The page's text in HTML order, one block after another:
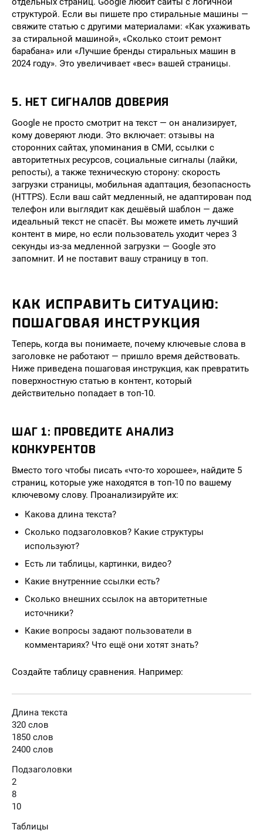
структурой. Если вы пишете про стиральные машины —
свяжите статью с другими материалами: «Как ухаживать
за стиральной машиной», «Сколько стоит ремонт
барабана» или «Лучшие бренды стиральных машин в
2024 году». Это увеличивает «вес» вашей страницы.
5. НЕТ СИГНАЛОВ ДОВЕРИЯ
Google не просто смотрит на текст — он анализирует,
кому доверяют люди. Это включает: отзывы на
сторонних сайтах, упоминания в СМИ, ссылки с
авторитетных ресурсов, социальные сигналы (лайки,
репосты), а также техническую сторону: скорость
загрузки страницы, мобильная адаптация, безопасность
(HTTPS). Если ваш сайт медленный, не адаптирован под
телефон или выглядит как дешёвый шаблон — даже
идеальный текст не спасёт. Вы можете иметь лучший
контент в мире, но если пользователь уходит через 3
секунды из-за медленной загрузки — Google это
запомнит. И не поставит вашу страницу в топ.
КАК ИСПРАВИТЬ СИТУАЦИЮ:
ПОШАГОВАЯ ИНСТРУКЦИЯ
Теперь, когда вы понимаете, почему ключевые слова в
заголовке не работают — пришло время действовать.
Ниже приведена пошаговая инструкция, как превратить
поверхностную статью в контент, который
действительно попадает в топ-10.
ШАГ 1: ПРОВЕДИТЕ АНАЛИЗ
КОНКУРЕНТОВ
Вместо того чтобы писать «что-то хорошее», найдите 5
страниц, которые уже находятся в топ-10 по вашему
ключевому слову. Проанализируйте их:
Какова длина текста?
Сколько подзаголовков? Какие структуры
используют?
Есть ли таблицы, картинки, видео?
Какие внутренние ссылки есть?
Сколько внешних ссылок на авторитетные
источники?
Какие вопросы задают пользователи в
комментариях? Что ещё они хотят знать?
Создайте таблицу сравнения. Например:
Длина текста
320 слов
1850 слов
2400 слов
Подзаголовки
2
8
10
Таблицы